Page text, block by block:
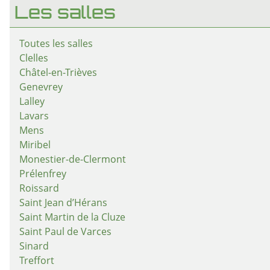
Les salles
Toutes les salles
Clelles
Châtel-en-Trièves
Genevrey
Lalley
Lavars
Mens
Miribel
Monestier-de-Clermont
Prélenfrey
Roissard
Saint Jean d’Hérans
Saint Martin de la Cluze
Saint Paul de Varces
Sinard
Treffort